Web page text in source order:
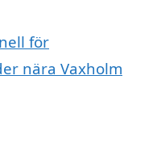
för
nära Vaxholm